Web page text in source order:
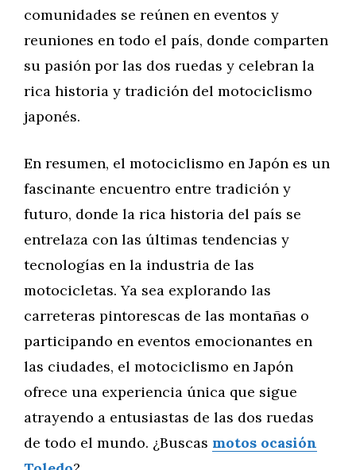
comunidades se reúnen en eventos y
reuniones en todo el país, donde comparten
su pasión por las dos ruedas y celebran la
rica historia y tradición del motociclismo
japonés.
En resumen, el motociclismo en Japón es un
fascinante encuentro entre tradición y
futuro, donde la rica historia del país se
entrelaza con las últimas tendencias y
tecnologías en la industria de las
motocicletas. Ya sea explorando las
carreteras pintorescas de las montañas o
participando en eventos emocionantes en
las ciudades, el motociclismo en Japón
ofrece una experiencia única que sigue
atrayendo a entusiastas de las dos ruedas
de todo el mundo. ¿Buscas motos ocasión